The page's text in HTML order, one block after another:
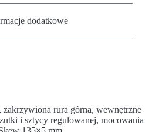
dodatkowe
rura górna, wewnętrzne
i sztycy regulowanej, mocowania